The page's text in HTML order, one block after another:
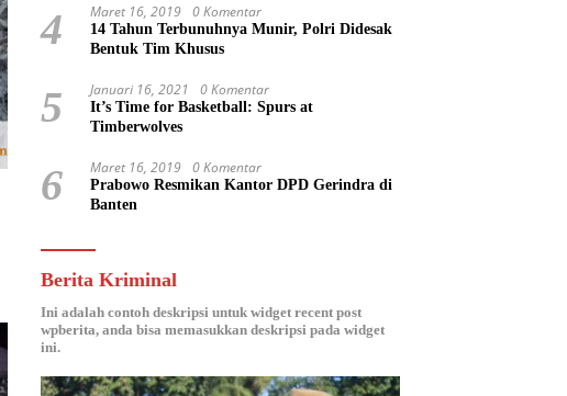
4 Maret 16, 2019 0 Komentar
14 Tahun Terbunuhnya Munir, Polri Didesak
Bentuk Tim Khusus
5 Januari 16, 2021 0 Komentar
It’s Time for Basketball: Spurs at
Timberwolves
6 Maret 16, 2019 0 Komentar
Prabowo Resmikan Kantor DPD Gerindra di
Banten
Berita Kriminal
Ini adalah contoh deskripsi untuk widget recent post
wpberita, anda bisa memasukkan deskripsi pada widget
ini.